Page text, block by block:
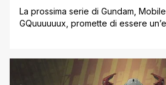
La prossima serie di Gundam,
GQuuuuuux, promette di essere
del progetto, questa nuova
televisiva di Gundam sta già